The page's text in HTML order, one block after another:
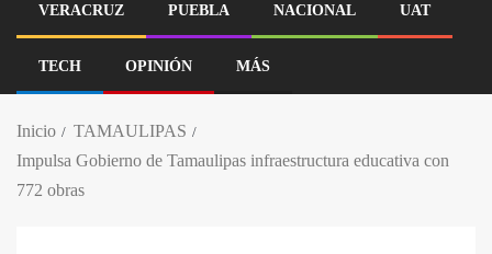
VERACRUZ PUEBLA NACIONAL UAT
TECH OPINIÓN MÁS
Inicio
TAMAULIPAS
Impulsa Gobierno de Tamaulipas infraestructura educativa con
772 obras